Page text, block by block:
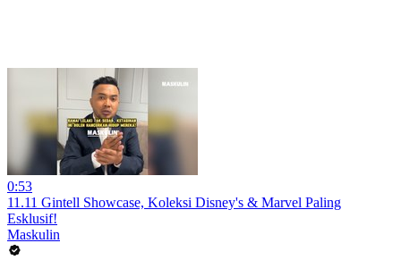
0:53
11.11 Gintell Showcase, Koleksi Disney's & Marvel Paling
Esklusif!
Maskulin